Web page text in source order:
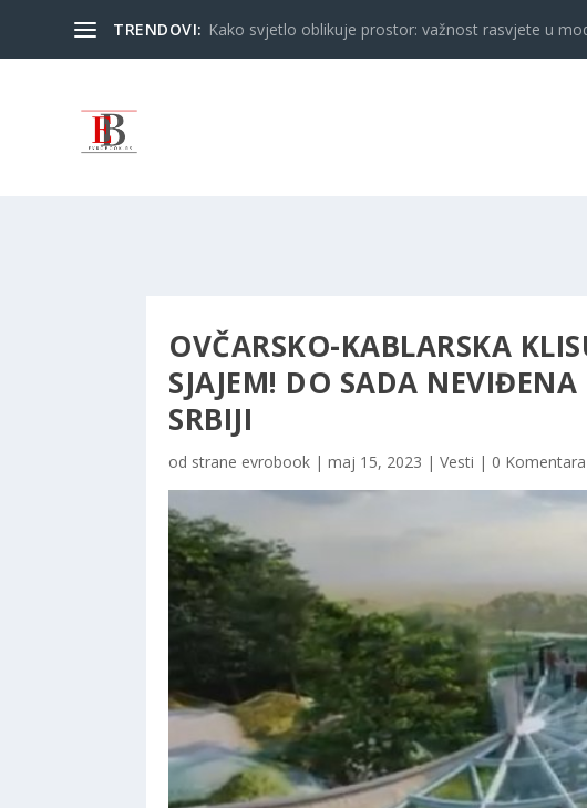
TRENDOVI: Kako svjetlo oblikuje prostor: važnost rasvjete u
OVČARSKO-KABLARSKA
SJAJEM! DO SADA
SRBIJI
od strane evrobook | maj 15, 2023 | Vesti | 0 Komentara